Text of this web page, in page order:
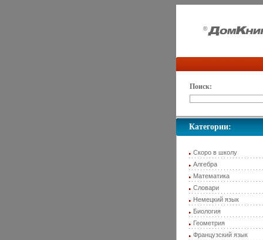
Поиск:
Категории:
Скоро в школу
Алгебра
Математика
Словари
Немецкий язык
Биология
Геометрия
Французский язык